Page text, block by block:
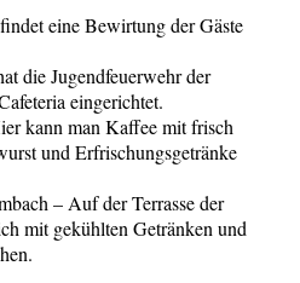
eine Bewirtung der Gäste
die Jugendfeuerwehr der
eingerichtet.
kann man Kaffee mit frisch
und Erfrischungsgetränke
– Auf der Terrasse der
mit gekühlten Getränken und